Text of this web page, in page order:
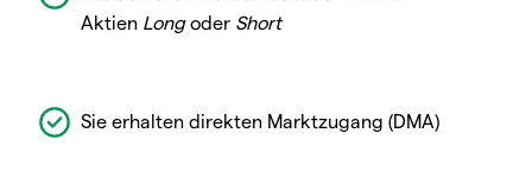
Aktien Longoder Short
Sie erhalten direkten Marktzugang (DMA)